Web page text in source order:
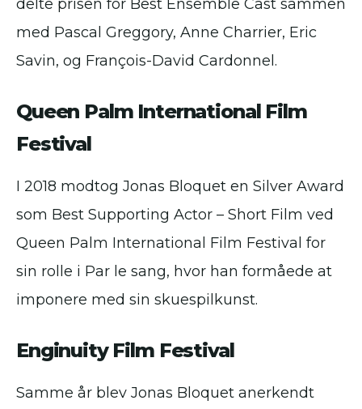
delte prisen for Best Ensemble Cast sammen
med Pascal Greggory, Anne Charrier, Eric
Savin, og François-David Cardonnel.
Queen Palm International Film
Festival
I 2018 modtog Jonas Bloquet en Silver Award
som Best Supporting Actor – Short Film ved
Queen Palm International Film Festival for
sin rolle i Par le sang, hvor han formåede at
imponere med sin skuespilkunst.
Enginuity Film Festival
Samme år blev Jonas Bloquet anerkendt